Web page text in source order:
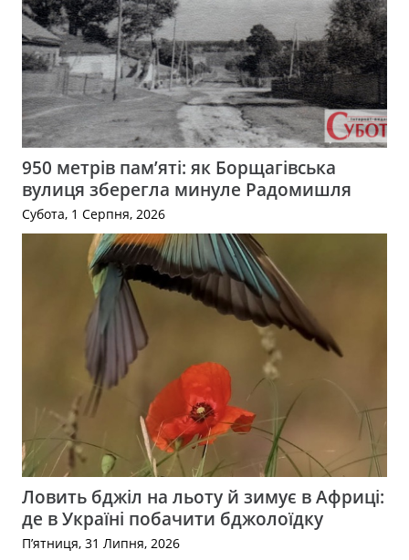
950 метрів пам’яті: як Борщагівська
вулиця зберегла минуле Радомишля
Субота, 1 Серпня, 2026
Ловить бджіл на льоту й зимує в Африці:
де в Україні побачити бджолоїдку
П’ятниця, 31 Липня, 2026